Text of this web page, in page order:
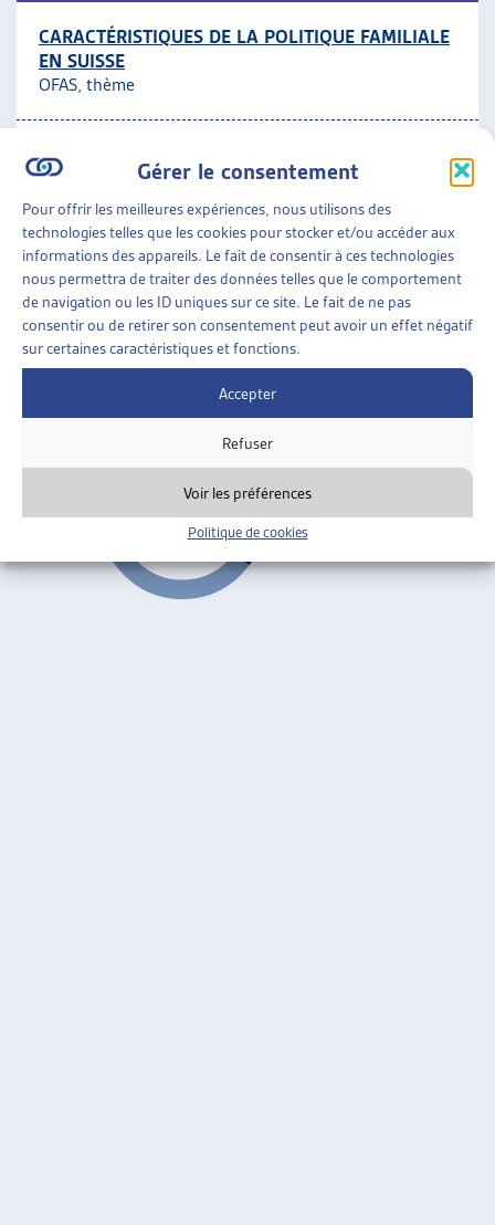
Gérer le consentement
Pour offrir les meilleures expériences, nous utilisons des
technologies telles que les cookies pour stocker et/ou accéder aux
informations des appareils. Le fait de consentir à ces technologies
nous permettra de traiter des données telles que le comportement
de navigation ou les ID uniques sur ce site. Le fait de ne pas
consentir ou de retirer son consentement peut avoir un effet négatif
sur certaines caractéristiques et fonctions.
Accepter
Refuser
Voir les préférences
Politique de cookies
CARACTÉRISTIQUES DE LA POLITIQUE FAMILIALE
EN SUISSE
OFAS, thème
FAMILLES»POLITIQUE FAMILIALE»RÉFLEXIONS
SOIGNER, GARDER, PAYER – LA FAMILLE ET LES
PHASES TARDIVES DE LA VIE
COFF, dossier, juin 2006